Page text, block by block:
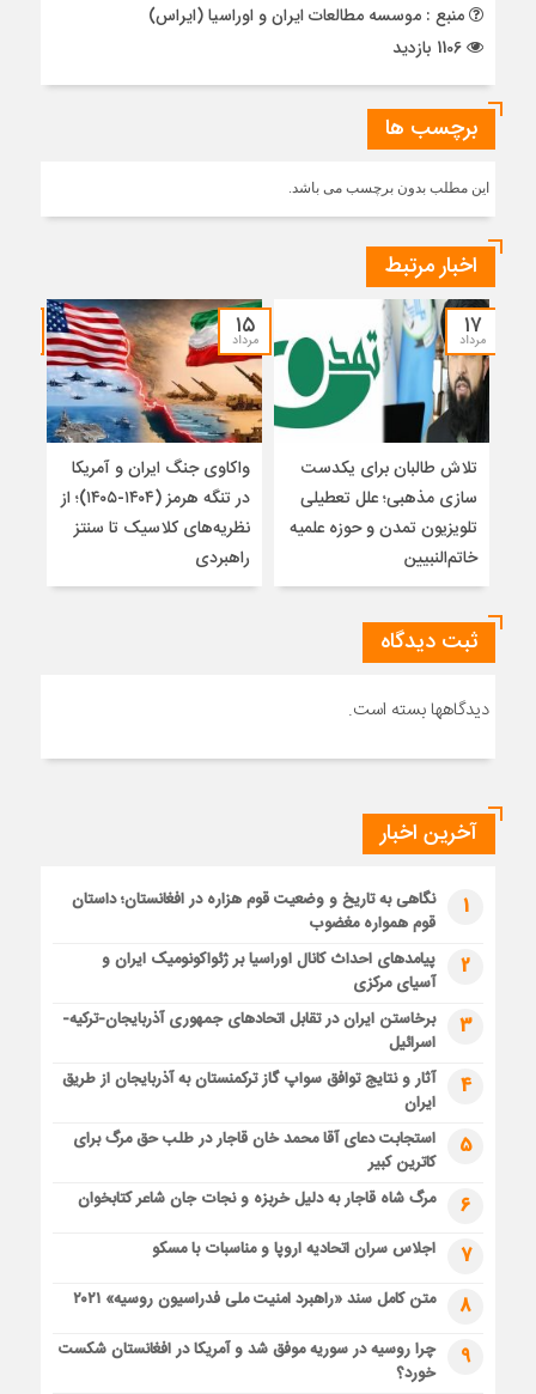
منبع : موسسه مطالعات ایران و اوراسیا (ایراس)
برچسب ها
این مطلب بدون برچسب می باشد.
اخبار مرتبط
۱۷
مرداد
تلاش طالبان برای یکدست
سازی مذهبی؛ علل تعطیلی
تلویزیون تمدن و حوزه علمیه
خاتم‌النبیین
۱۵
مرداد
واکاوی جنگ ایران و آمریکا
در تنگه هرمز (۱۴۰۴-۱۴۰۵)؛ از
نظریه‌های کلاسیک تا سنتز
راهبردی
ثبت دیدگاه
دیدگاهها بسته است.
آخرین اخبار
1
نگاهی به تاریخ و وضعیت قوم هزاره در افغانستان؛ داستان
قوم همواره مغضوب
2
پیامدهای احداث کانال اوراسیا بر ژئواکونومیک ایران و
آسیای مرکزی
3
برخاستن ایران در تقابل اتحادهای جمهوری آذربایجان-ترکیه-
اسرائیل
4
آثار و نتایج توافق سواپ گاز ترکمنستان به آذربایجان از طریق
ایران
5
استجابت دعای آقا محمد خان قاجار در طلب حق مرگ برای
کاترین کبیر
6 مرگ شاه قاجار به دلیل خربزه و نجات جان شاعر کتابخوان
7 اجلاس سران اتحادیه اروپا و مناسبات با مسکو
8 متن کامل سند «راهبرد امنیت ملی فدراسیون روسیه» ۲۰۲۱
9
چرا روسیه در سوریه موفق شد و آمریکا در افغانستان شکست
خورد؟